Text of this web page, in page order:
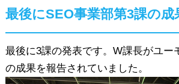
最後にSEO事業部第3課の成
最後に3課の発表です。W課長がユー
の成果を報告されていました。